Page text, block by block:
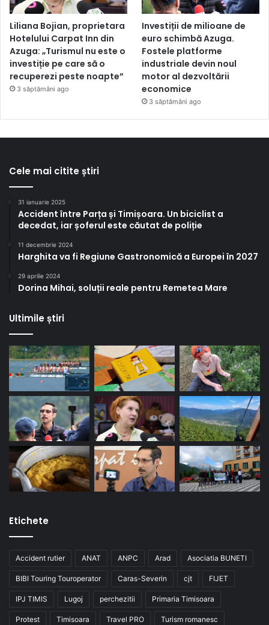
Liliana Bojian, proprietara
Hotelului Carpat Inn din
Azuga: „Turismul nu este o
investiție pe care să o
recuperezi peste noapte”
3 săptămâni ago
Investiții de milioane de
euro schimbă Azuga.
Fostele platforme
industriale devin noul
motor al dezvoltării
economice
3 săptămâni ago
Cele mai citite știri
31 ianuarie 2025
Accident între Parța și Timișoara. Un biciclist a
decedat, iar șoferul este căutat de poliție
11 decembrie 2024
Harghita va fi Regiune Gastronomică a Europei în 2027
29 aprilie 2024
Dorina Mihai, soluții reale pentru Remetea Mare
Ultimile știri
Etichete
Accident rutier ANAT ANPC Arad Asociatia BUNETI
BIBI Touring Touroperator Caras-Severin cjt FIJET
IPJ TIMIS Lugoj perchezitii Primaria Timisoara
Protest Timisoara Travel PRO Turism romanesc